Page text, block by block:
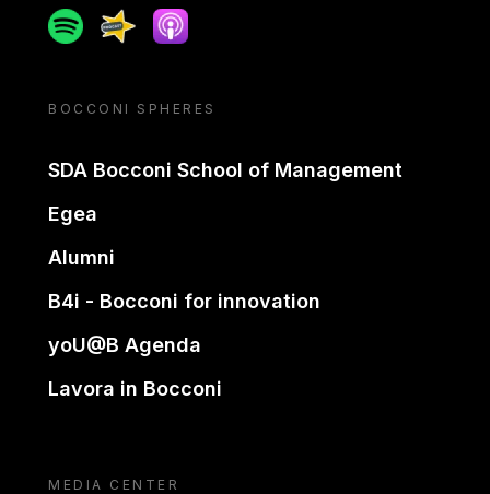
SpotifySpreakerApple podcast
BOCCONI SPHERES
SDA Bocconi School of Management
Egea
Alumni
B4i - Bocconi for innovation
yoU@B Agenda
Lavora in Bocconi
MEDIA CENTER